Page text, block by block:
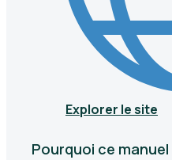
Explorer le site
Pourquoi ce manuel